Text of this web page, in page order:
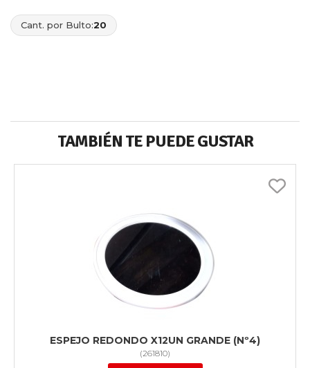
Cant. por Bulto:20
TAMBIÉN TE PUEDE GUSTAR
ESPEJO REDONDO X12UN GRANDE (Nº4)
(261810)